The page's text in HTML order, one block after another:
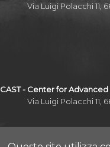
Via Luigi Polacchi 11,
CAST - Center for
Via Luigi Polacchi 11,